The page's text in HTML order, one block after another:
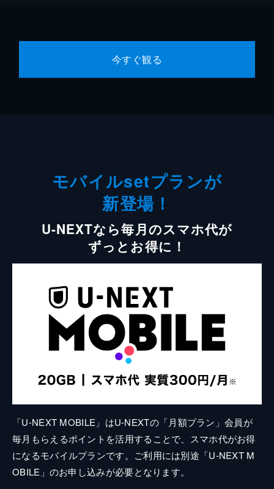
今すぐ観る
モバイルsetプランが
新登場！
U-NEXTなら毎月のスマホ代が
ずっとお得に！
「U-NEXT MOBILE」はU-NEXTの「月額プラン」会員が
毎月もらえるポイントを活用することで、スマホ代がお得
になるモバイルプランです。ご利用には別途「U-NEXT M
OBILE」のお申し込みが必要となります。